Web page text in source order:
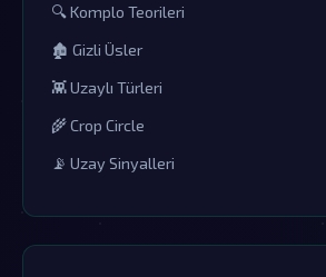
🔍 Komplo Teorileri
🏚️ Gizli Üsler
👾 Uzaylı Türleri
🌾 Crop Circle
📡 Uzay Sinyalleri